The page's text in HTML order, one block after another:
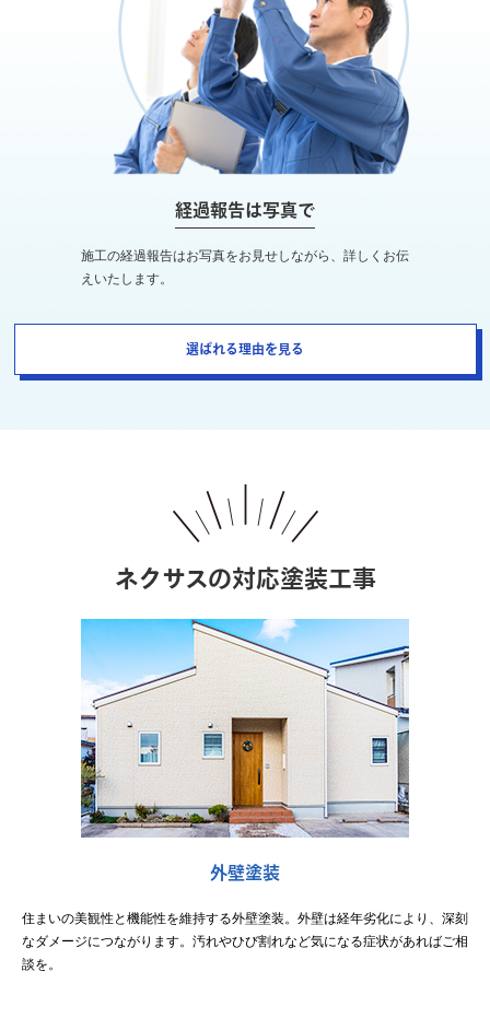
経過報告は写真で
施工の経過報告はお写真をお見せしながら、詳しくお伝
えいたします。
選ばれる理由を見る
ネクサスの対応塗装工事
外壁塗装
住まいの美観性と機能性を維持する外壁塗装。外壁は経年劣化により、深刻
なダメージにつながります。汚れやひび割れなど気になる症状があればご相
談を。